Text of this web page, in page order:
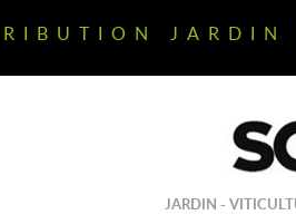
JARDIN
JARDIN -